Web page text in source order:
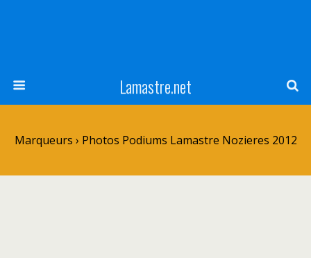
Lamastre.net
Marqueurs › Photos Podiums Lamastre Nozieres 2012